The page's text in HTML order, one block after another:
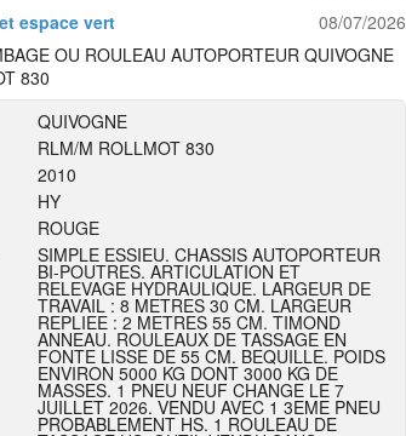
espace vert 08/07/2026
OU ROULEAU AUTOPORTEUR QUIVOGNE
830
QUIVOGNE
RLM/M ROLLMOT 830
2010
HY
ROUGE
SIMPLE ESSIEU. CHASSIS AUTOPORTEUR
BI-POUTRES. ARTICULATION ET
RELEVAGE HYDRAULIQUE. LARGEUR DE
TRAVAIL : 8 METRES 30 CM. LARGEUR
REPLIEE : 2 METRES 55 CM. TIMOND
ANNEAU. ROULEAUX DE TASSAGE EN
FONTE LISSE DE 55 CM. BEQUILLE. POIDS
ENVIRON 5000 KG DONT 3000 KG DE
MASSES. 1 PNEU NEUF CHANGE LE 7
JUILLET 2026. VENDU AVEC 1 3EME PNEU
PROBABLEMENT HS. 1 ROULEAU DE